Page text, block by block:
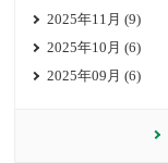
2025年11月 (9)
2025年10月 (6)
2025年09月 (6)